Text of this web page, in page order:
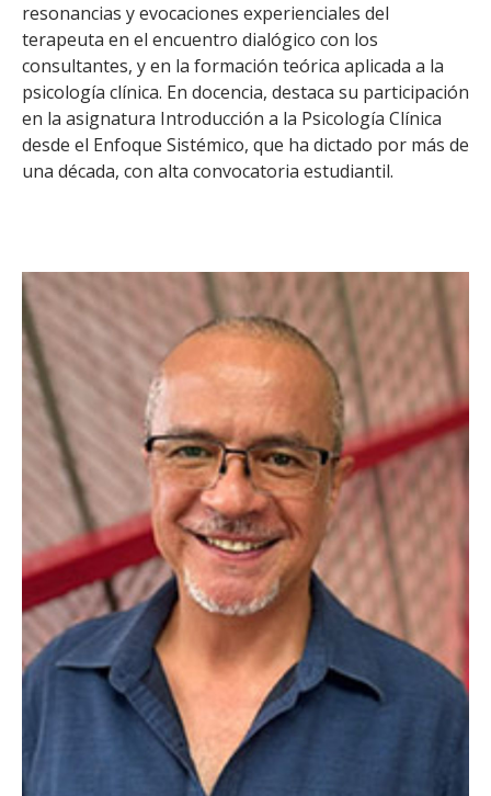
resonancias y evocaciones experienciales del
terapeuta en el encuentro dialógico con los
consultantes, y en la formación teórica aplicada a la
psicología clínica. En docencia, destaca su participación
en la asignatura Introducción a la Psicología Clínica
desde el Enfoque Sistémico, que ha dictado por más de
una década, con alta convocatoria estudiantil.